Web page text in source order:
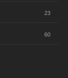
23
60